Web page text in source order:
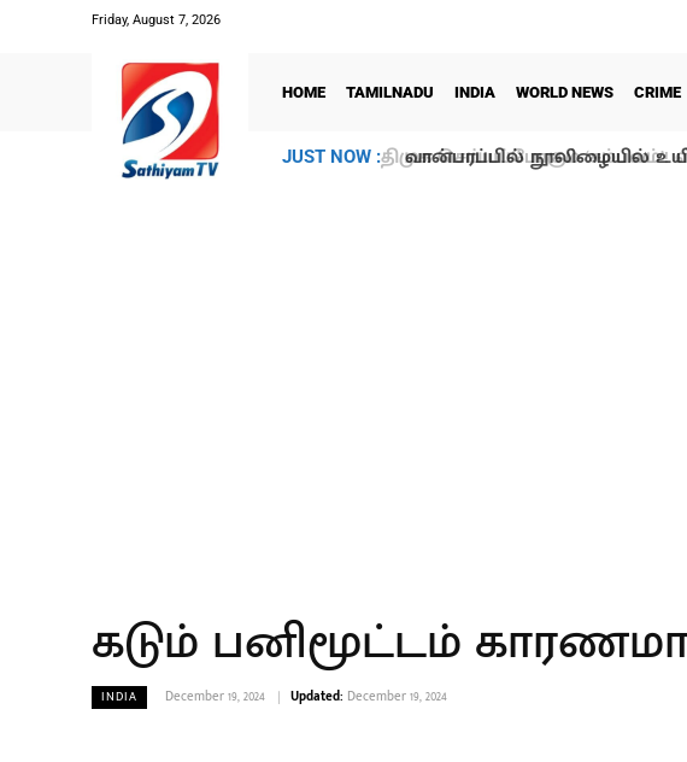
Friday, August 7, 2026
HOME TAMILNADU INDIA WORLD NEWS CRIME
JUST NOW : வான்பரப்பில் நூலிழையில்
கடும் பனிமூட்டம்
INDIA December 19, 2024 Updated: December 19, 2024